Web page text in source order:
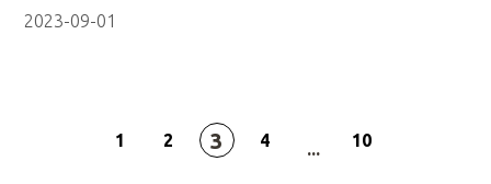
2023-09-01
1 2 3 4 ... 10